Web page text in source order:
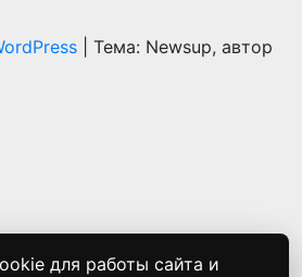
Тема: Newsup, автор
усталость
для работы сайта и